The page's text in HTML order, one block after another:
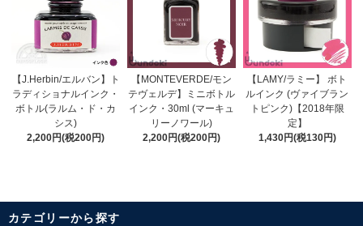
【J.Herbin/エルバン】ト
ラディショナルインク・
ボトル(ラルム・ド・カ
シス)
2,200円(税200円)
【MONTEVERDE/モン
テヴェルデ】ミニボトル
インク・30ml (マーキュ
リーノワール)
2,200円(税200円)
【LAMY/ラミー】 ボト
ルインク (ヴァイブラン
トピンク)【2018年限
定】
1,430円(税130円)
カテゴリーから探す